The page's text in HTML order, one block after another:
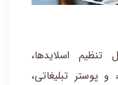
اسلایدها،
و پوستر تبلیغاتی،